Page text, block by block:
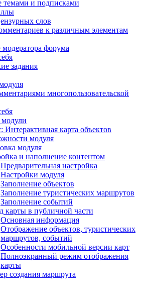
темами и подписками
слов
к различным элементам
модератора форума
задания
многопользовательской
Интерактивная карта объектов
модуля
модуля
и наполнение контентом
Предварительная настройка
Настройки модуля
Заполнение объектов
Заполнение туристических маршрутов
Заполнение событий
карты в публичной части
Основная информация
Отображение объектов, туристических
маршрутов, событий
Особенности мобильной версии карт
Полноэкранный режим отображения
карты
создания маршрута